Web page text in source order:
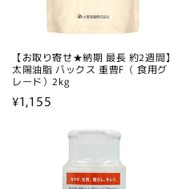
【お取り寄せ★納期 最長 約2週間】
太陽油脂 パックス 重曹F（ 食用グ
レード）2kg
通
¥1,155